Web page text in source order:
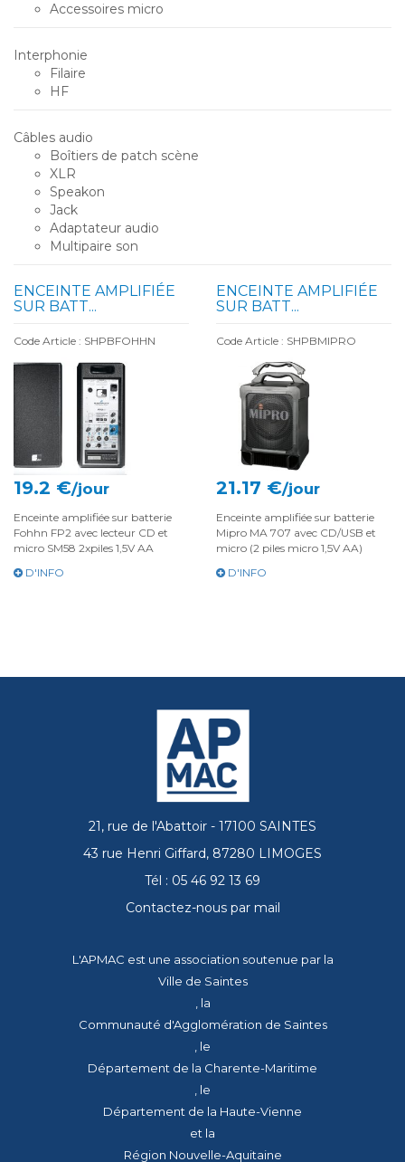
Accessoires micro
Interphonie
Filaire
HF
Câbles audio
Boîtiers de patch scène
XLR
Speakon
Jack
Adaptateur audio
Multipaire son
ENCEINTE AMPLIFIÉE
SUR BATT...
Code Article : SHPBFOHHN
19.2 €/jour
Enceinte amplifiée sur batterie
Fohhn FP2 avec lecteur CD et
micro SM58 2xpiles 1,5V AA
D'INFO
ENCEINTE AMPLIFIÉE
SUR BATT...
Code Article : SHPBMIPRO
21.17 €/jour
Enceinte amplifiée sur batterie
Mipro MA 707 avec CD/USB et
micro (2 piles micro 1,5V AA)
D'INFO
21, rue de l'Abattoir - 17100 SAINTES
43 rue Henri Giffard, 87280 LIMOGES
Tél : 05 46 92 13 69
Contactez-nous par mail
L'APMAC est une association soutenue par la
Ville de Saintes
, la
Communauté d'Agglomération de Saintes
, le
Département de la Charente-Maritime
, le
Département de la Haute-Vienne
et la
Région Nouvelle-Aquitaine